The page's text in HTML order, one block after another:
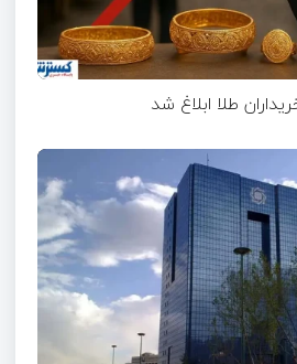
طلا ابلاغ شد